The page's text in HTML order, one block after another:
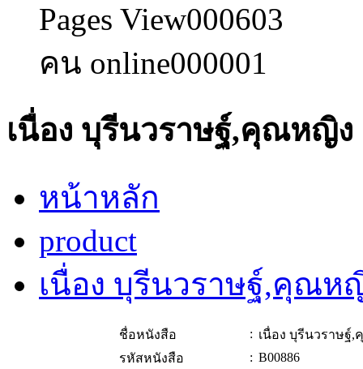
Pages View000603
คน online000001
เนื่อง บุรีนวราษฐ์,คุณหญิง
หน้าหลัก
product
เนื่อง บุรีนวราษฐ์,คุณห
ชื่อหนังสือ : เนื่อง บุรีนวราษฐ์
รหัสหนังสือ
: B00886